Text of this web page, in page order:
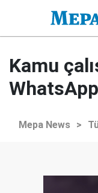
Kamu
Mepa News >